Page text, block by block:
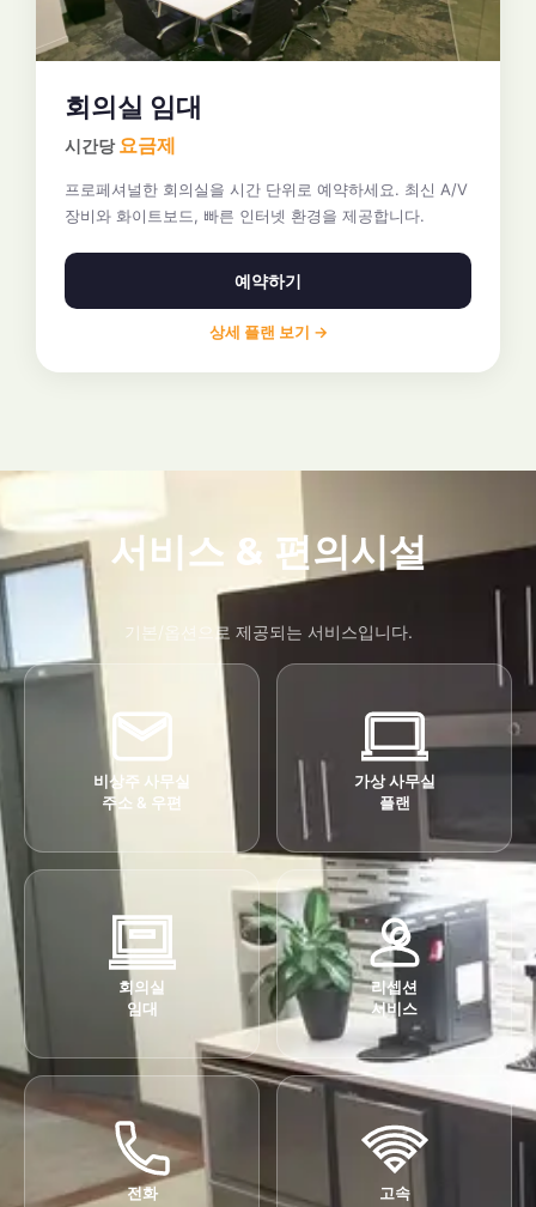
회의실 임대
시간당요금제
프로페셔널한 회의실을 시간 단위로 예약하세요. 최신 A/V
장비와 화이트보드, 빠른 인터넷 환경을 제공합니다.
예약하기
상세 플랜 보기 →
서비스 & 편의시설
기본/옵션으로 제공되는 서비스입니다.
비상주 사무실
주소 & 우편
가상 사무실
플랜
회의실
임대
리셉션
서비스
전화
고속